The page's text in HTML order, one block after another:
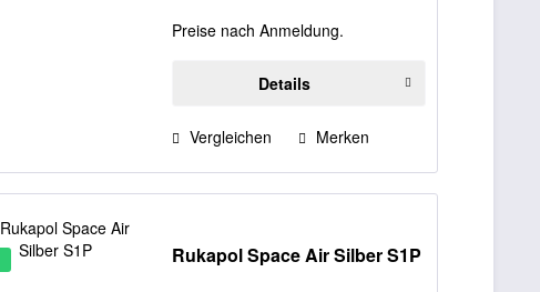
Zweiwegereissverschluß vorne....
Preise nach Anmeldung.
Details
Vergleichen Merken
Rukapol Space Air Silber S1P